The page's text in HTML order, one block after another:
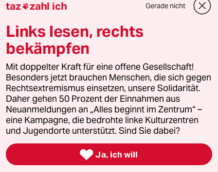
Downloads für Abonnierende
© 2026 taz Verlags und Vertriebs GmbH
Alle Rechte vorbehalten. Bei rechtlichen Fragen oder für Genehmigungen
wenden Sie sich bitte an lizenzen@taz.de
Feedback Redaktionsstatut Kommune-Richtlinien
Leitlinie Informant Datenschutz Impressum AGB
Seitenwende Einwilligungen widerrufen (Ads)
taz zahl ich Gerade nicht
Links lesen, rechts
bekämpfen
Mit doppelter Kraft für eine offene Gesellschaft!
Besonders jetzt brauchen Menschen, die sich gegen
Rechtsextremismus einsetzen, unsere Solidarität.
Daher gehen 50 Prozent der Einnahmen aus
Neuanmeldungen an „Alles beginnt im Zentrum“ –
eine Kampagne, die bedrohte linke Kulturzentren
und Jugendorte unterstützt. Sind Sie dabei?
 Ja, ich will